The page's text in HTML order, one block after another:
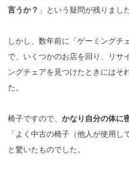
言うか？ 」という疑問が残りまし
しかし、数年前に「ゲーミングチ
で、いくつかのお店を回り、リサ
ングチェアを見つけたときにはそ
た。
椅子ですので、 かなり自分の体に
「よく中古の椅子（他人が使用し
と驚いたものでした。